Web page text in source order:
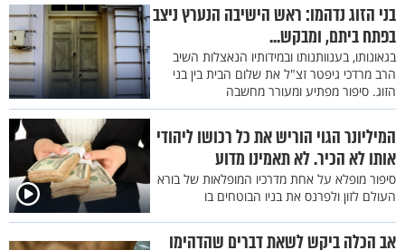
בני הזוג נדהמו: ראש הישיבה הנערץ ניצב
בפתח ביתם, ומבקש...
בגאונותו, בענוותנותו ובמידותיו הנאצלות השיב
הרב מרדכי גיפטר זצ"ל את שלום הבית בין בני
הזוג. סיפור מפתיע ומעורר מחשבה
המיליונר הגוי הוריש את כל רכושו ליהודי
אותו לא הכיר. לא תאמינו מדוע
סיפור מופלא על אחת מדרכיו המופלאות של בורא
העולם לזון ולפרנס את בניו הבוטחים בו
אב הכלה ביקש לשאת דברים שהדהימו